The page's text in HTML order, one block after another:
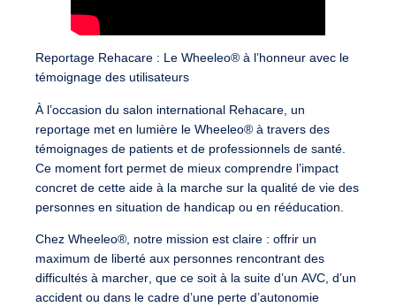
Reportage Rehacare : Le Wheeleo® à l’honneur avec le
témoignage des utilisateurs
À l’occasion du salon international Rehacare , un
reportage met en lumière le Wheeleo® à travers des
témoignages de patients et de professionnels de santé
Ce moment fort permet de mieux comprendre l’impact
concret de cette aide à la marche sur la qualité de vie des
personnes en situation de handicap ou en rééducation.
Chez Wheeleo® , notre mission est claire : offrir un
maximum de liberté aux personnes rencontrant des
difficultés à marcher , que ce soit à la suite d’un AVC , d’un
accident ou dans le cadre d’une perte d’autonomie